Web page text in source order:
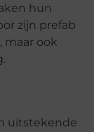
hun
zijn prefab
maar ook
uitstekende